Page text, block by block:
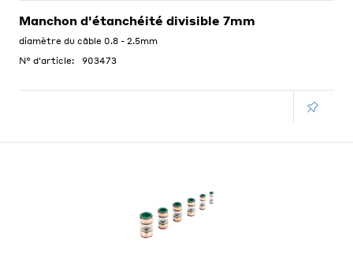
Manchon d'étanchéité divisible 7mm
diamètre du câble 0.8 - 2.5mm
N° d'article:
903473